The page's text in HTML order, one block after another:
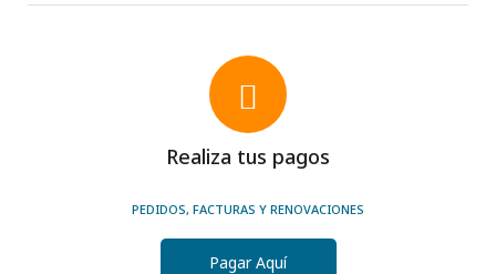
Realiza tus pagos
PEDIDOS, FACTURAS Y RENOVACIONES
Pagar Aquí